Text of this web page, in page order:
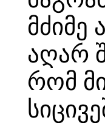
მძიმე
აღარ
რომ